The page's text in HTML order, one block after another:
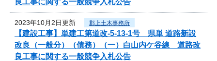
2023年10月2日更新 郡上土木事務所
【建設工事】単建工第道改-5-13-1号 県単 道路新設
改良（一般分）（債務）（一）白山内ケ谷線 道路改
良工事に関する一般競争入札公告